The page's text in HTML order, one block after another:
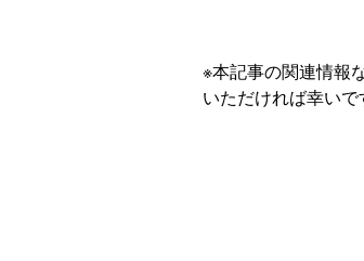
※本記事の関連情報
いただければ幸いで